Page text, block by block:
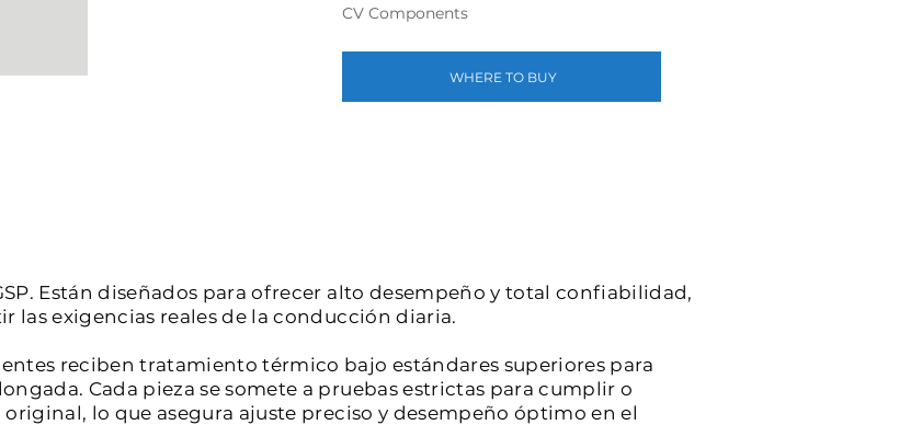
CV Components
WHERE TO BUY
Están diseñados para ofrecer alto desempeño y total confiabilidad,
las exigencias reales de la conducción diaria.
reciben tratamiento térmico bajo estándares superiores para
Cada pieza se somete a pruebas estrictas para cumplir o
lo que asegura ajuste preciso y desempeño óptimo en el